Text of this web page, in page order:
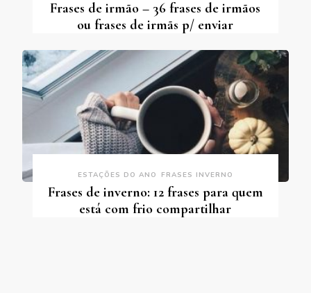
Frases de irmão – 36 frases de irmãos
ou frases de irmãs p/ enviar
ESTAÇÕES DO ANO FRASES INVERNO
Frases de inverno: 12 frases para quem
está com frio compartilhar